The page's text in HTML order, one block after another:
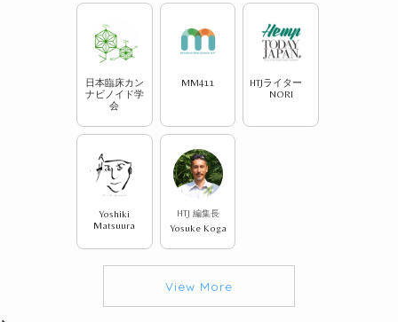
日本臨床カン
ナビノイド学
会
MM411
HTJライター
NORI
Yoshiki
Matsuura
HTJ 編集長
Yosuke Koga
View More